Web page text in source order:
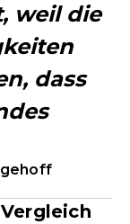
weil die
dass